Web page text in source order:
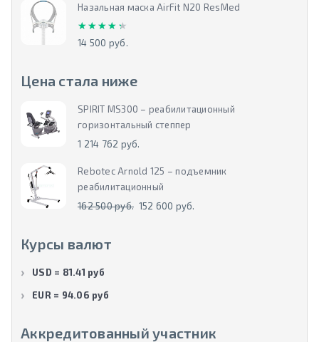
Назальная маска AirFit N20 ResMed
★★★★★
★★★★★
14 500 руб.
Цена стала ниже
SPIRIT MS300 – реабилитационный
горизонтальный степпер
1 214 762 руб.
Rebotec Arnold 125 – подъемник
реабилитационный
162 500 руб. 152 600 руб.
Курсы валют
USD = 81.41 руб
EUR = 94.06 руб
Аккредитованный участник